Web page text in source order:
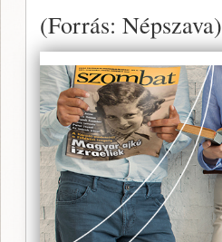
(Forrás: Népszava)